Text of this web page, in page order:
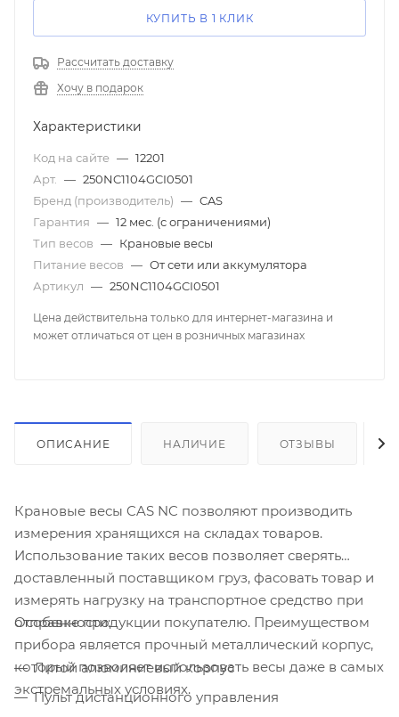
КУПИТЬ В 1 КЛИК
Рассчитать доставку
Хочу в подарок
Характеристики
Код на сайте — 12201
Арт. — 250NC1104GCI0501
Бренд (производитель) — CAS
Гарантия — 12 мес. (с ограничениями)
Тип весов — Крановые весы
Питание весов — От сети или аккумулятора
Артикул — 250NC1104GCI0501
Цена действительна только для интернет-магазина и
может отличаться от цен в розничных магазинах
ОПИСАНИЕ НАЛИЧИЕ ОТЗЫВЫ
Крановые весы CAS NC позволяют производить
измерения хранящихся на складах товаров.
Использование таких весов позволяет сверять
доставленный поставщиком груз, фасовать товар и
измерять нагрузку на транспортное средство при
отправке продукции покупателю. Преимуществом
прибора является прочный металлический корпус,
который позволяет использовать весы даже в самых
экстремальных условиях.
Особенности:
Литой алюминиевый корпус
Пульт дистанционного управления